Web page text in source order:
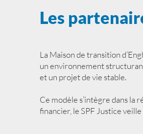
Les
La Maison de transition
un environnement
et un projet de vie stable.
Ce modèle s’intègre dans
financier, le SPF Justice